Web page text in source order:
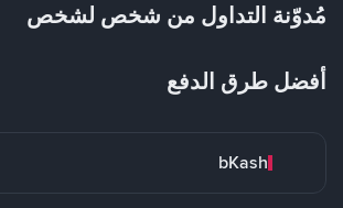
مُدوّنة التداول من شخص لشخص
أفضل طرق الدفع
bKash